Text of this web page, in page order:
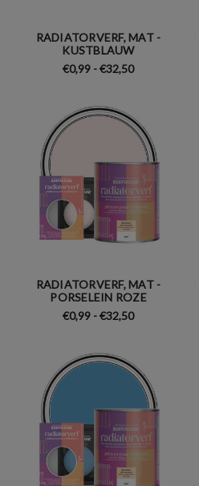
RADIATORVERF, MAT -
KUSTBLAUW
€0,99 - €32,50
RADIATORVERF, MAT -
PORSELEIN ROZE
€0,99 - €32,50